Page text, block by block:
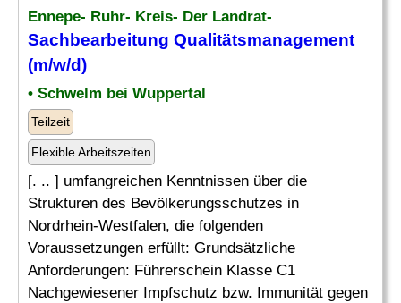
Ennepe- Ruhr- Kreis- Der Landrat-
Sachbearbeitung Qualitätsmanagement
(m/w/d)
• Schwelm bei Wuppertal
Teilzeit
Flexible Arbeitszeiten
[. .. ] umfangreichen Kenntnissen über die
Strukturen des Bevölkerungsschutzes in
Nordrhein-Westfalen, die folgenden
Voraussetzungen erfüllt: Grundsätzliche
Anforderungen: Führerschein Klasse C1
Nachgewiesener Impfschutz bzw. Immunität gegen